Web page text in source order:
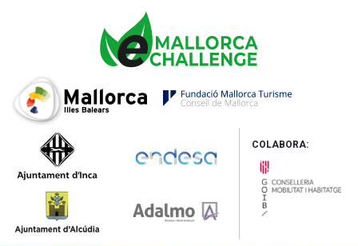
COLABORA: